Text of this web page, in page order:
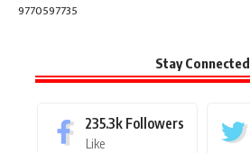
9770597735
Stay Connected
235.3k Followers
Like